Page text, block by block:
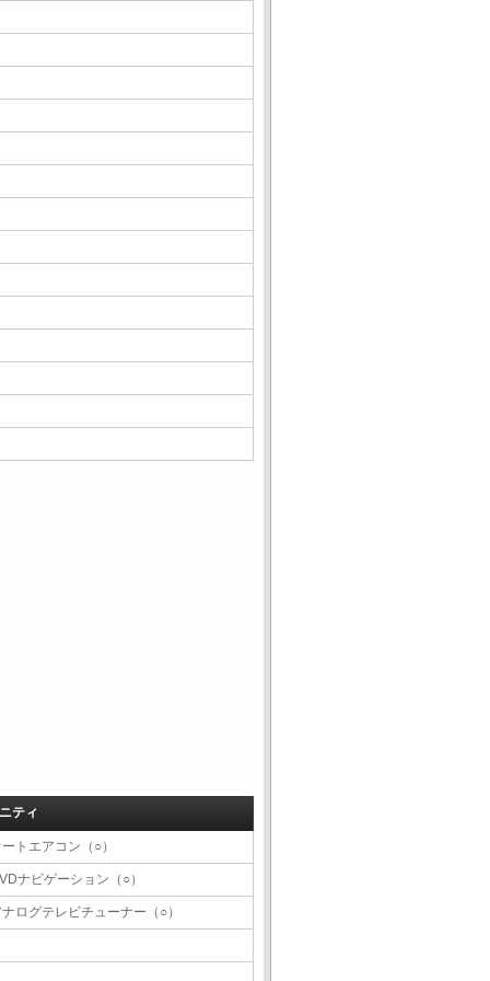
ティ
ートエアコン（○）
ナビゲーション（○）
ナログテレビチューナー（○）